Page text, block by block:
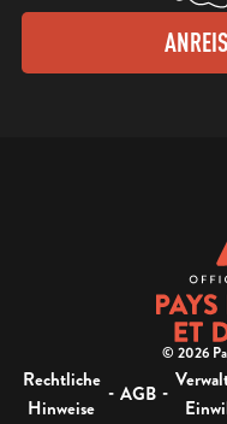
© 2026
Rechtliche
Hinweise
- AGB -